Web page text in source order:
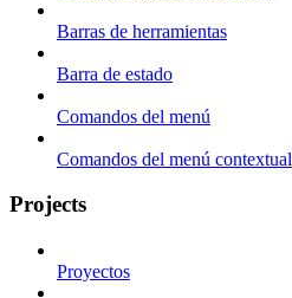
Barras de herramientas
Barra de estado
Comandos del menú
Comandos del menú contextual
Projects
Proyectos